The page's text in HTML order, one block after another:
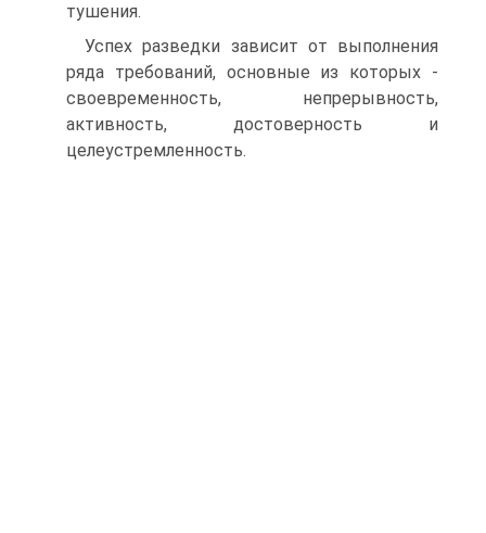
тушения.
Успех разведки зависит от выполнения
ряда требований, основные из которых -
своевременность, непрерывность,
активность, достоверность и
целеустремленность.